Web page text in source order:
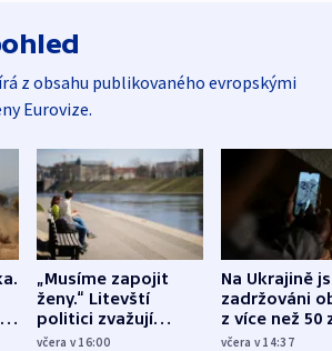
z obsahu publikovaného evropskými
Eurovize.
z
„Musíme zapojit
ženy.“ Litevští
politici zvažují
dohodu o
včera v 16:00
Na Ukrajině
zadržováni
z více než 50
Bojovali na
včera v 14:37